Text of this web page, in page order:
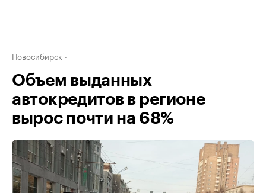
Новосибирск
Объем выданных
автокредитов в регионе
вырос почти на 68%